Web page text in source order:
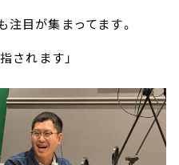
注目が集まってます。
されます」